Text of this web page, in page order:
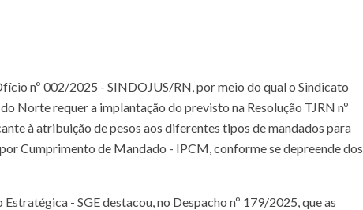
nº 002/2025 - SINDOJUS/RN, por meio do qual o Sindicato
Norte requer a implantação do previsto na Resolução TJRN nº
à atribuição de pesos aos diferentes tipos de mandados para
Cumprimento de Mandado - IPCM, conforme se depreende dos
- SGE destacou, no Despacho nº 179/2025, que as